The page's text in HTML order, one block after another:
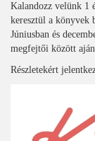
Kalandozz velünk 1
keresztül a könyvek
Júniusban és
megfejtői között
Részletekért